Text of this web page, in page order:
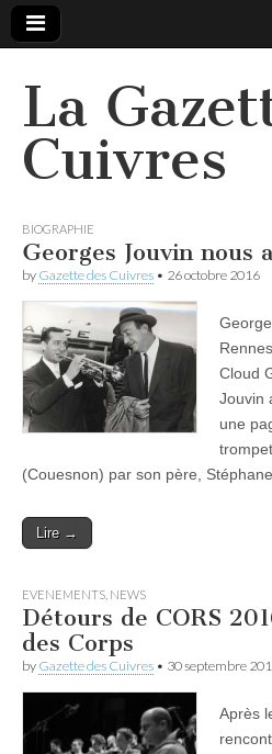
La
Cuivres
BIOGRAPHIE
Georges Jouvin nous
by Gazette des Cuivres • 26 octobre 2016
Cloud
Jouvin
une
(Couesnon) par son père,
Lire →
EVENEMENTS NEWS
Détours de CORS
des Corps
by Gazette des Cuivres • 30 septembre
Après